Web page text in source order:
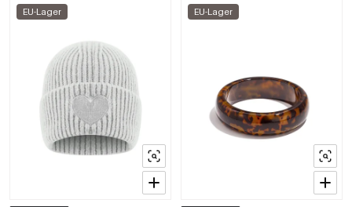
EU-Lager EU-Lager